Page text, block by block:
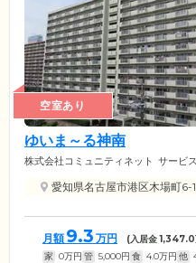
空室あり
ゆいま～る神南
株式会社コミュニティネット サービ
愛知県名古屋市港区木場町6-
月額 9.3 万円 (入居金1,347.0
家 0万円 管 5,000円 食 4.0万円 他